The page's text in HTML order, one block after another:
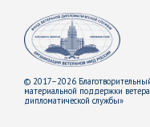
© 2017–2026
материальной поддержки
дипломатической службы»